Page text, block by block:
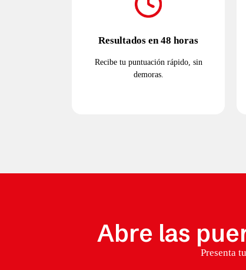
Resultados en 48 horas
Recibe tu puntuación rápido, sin
demoras.
Abre las
Presenta